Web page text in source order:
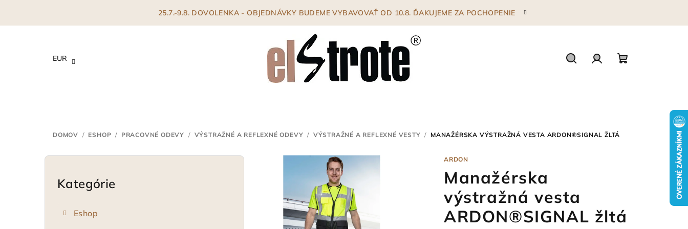
25.7.-9.8. DOVOLENKA - OBJEDNÁVKY BUDEME VYBAVOVAŤ OD 10.8. ĎAKUJEME ZA POCHOPENIE
EUR
DOMOV / ESHOP / PRACOVNÉ ODEVY / VÝSTRAŽNÉ A REFLEXNÉ ODEVY / VÝSTRAŽNÉ A REFLEXNÉ VESTY / MANAŽÉRSKA VÝSTRAŽNÁ VESTA ARDON®SIGNAL ŽLTÁ
B
Preskočiť
kategórie
Kategórie
Eshop
ARDON
Manažérska
výstražná vesta
ARDON®SIGNAL žltá